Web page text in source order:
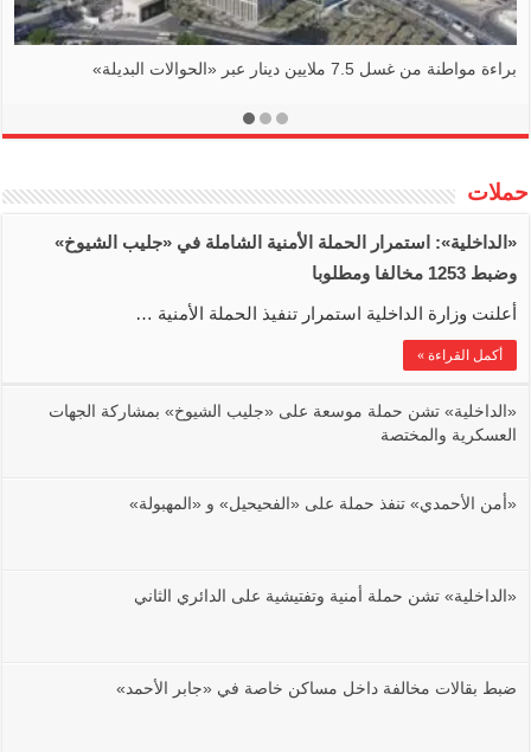
براءة مواطنة من غسل 7.5 ملايين دينار عبر ‏«الحوالات البديلة»
حملات
‏«الداخلية»: استمرار الحملة الأمنية الشاملة في ‏«جليب الشيوخ»
وضبط 1253 مخالفا ومطلوبا
أعلنت وزارة الداخلية استمرار تنفيذ الحملة الأمنية …
أكمل القراءة »
‏«الداخلية» تشن حملة موسعة على ‏«جليب الشيوخ» بمشاركة الجهات
العسكرية والمختصة
‏«أمن الأحمدي» تنفذ حملة على ‏«الفحيحيل» و ‏«المهبولة»
‏«الداخلية»‏ تشن حملة أمنية وتفتيشية على الدائري الثاني
ضبط بقالات مخالفة داخل مساكن خاصة في «جابر الأحمد»